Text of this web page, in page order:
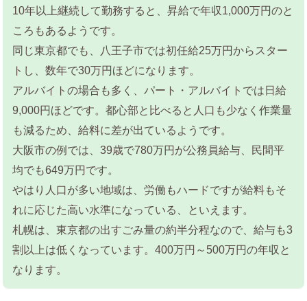
10年以上継続して勤務すると、昇給で年収1,000万円のと
ころもあるようです。
同じ東京都でも、八王子市では初任給25万円からスター
トし、数年で30万円ほどになります。
アルバイトの場合も多く、パート・アルバイトでは日給
9,000円ほどです。都心部と比べると人口も少なく作業量
も減るため、給料に差が出ているようです。
大阪市の例では、39歳で780万円が公務員給与、民間平
均でも649万円です。
やはり人口が多い地域は、労働もハードですが給料もそ
れに応じた高い水準になっている、といえます。
札幌は、東京都の出すごみ量の約半分程なので、給与も3
割以上は低くなっています。400万円～500万円の年収と
なります。